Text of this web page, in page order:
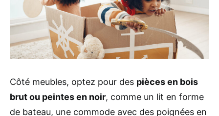
Côté meubles, optez pour des pièces en bois
brut ou peintes en noir, comme un lit en forme
de bateau, une commode avec des poignées en